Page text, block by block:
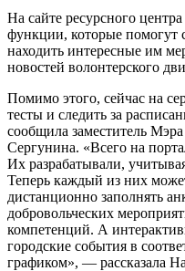
На сайте ресурсного
функции, которые помогут
находить интересные им
новостей волонтерского
Помимо этого, сейчас на
тесты и следить за
сообщила заместитель
Сергунина. «Всего на
Их разрабатывали,
Теперь каждый из них
дистанционно заполнять
добровольческих
компетенций. А
городские события в
графиком», — рассказала